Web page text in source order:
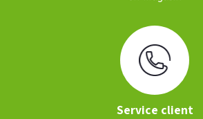
Service client